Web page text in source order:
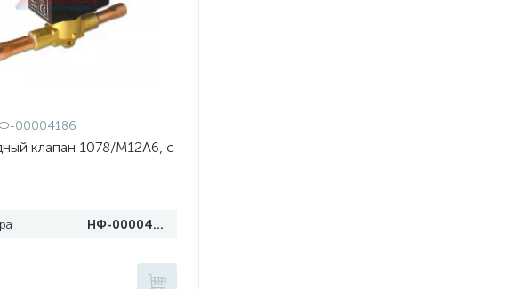
00004186
клапан 1078/M12A6, с
НФ-00004186